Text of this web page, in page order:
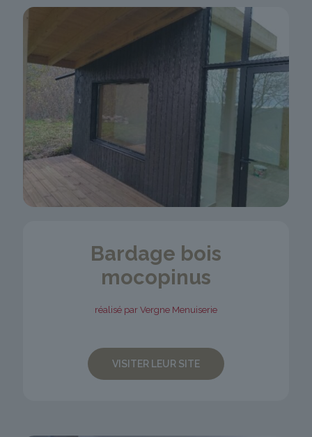
Bardage bois
mocopinus
réalisé par Vergne Menuiserie
VISITER LEUR SITE